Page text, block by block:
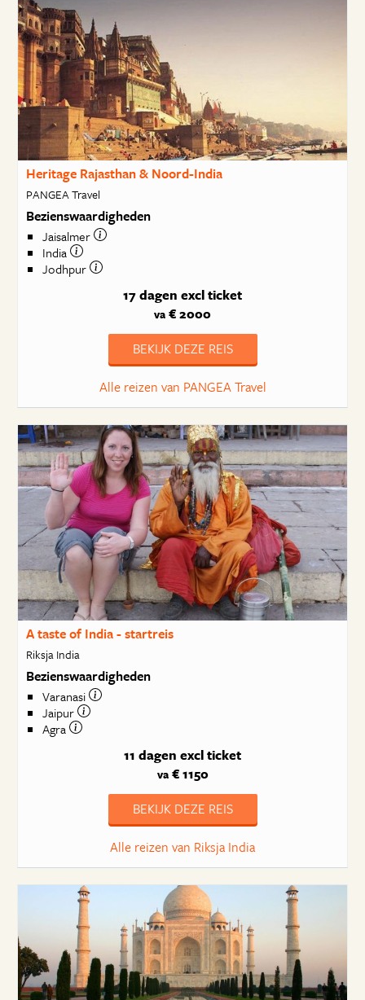
Heritage Rajasthan & Noord-India
PANGEA Travel
Bezienswaardigheden
Jaisalmer
India
Jodhpur
17 dagen excl ticket
va € 2000
BEKIJK DEZE REIS
Alle reizen van PANGEA Travel
A taste of India - startreis
Riksja India
Bezienswaardigheden
Varanasi
Jaipur
Agra
11 dagen excl ticket
va€ 1150
BEKIJK DEZE REIS
Alle reizen van Riksja India